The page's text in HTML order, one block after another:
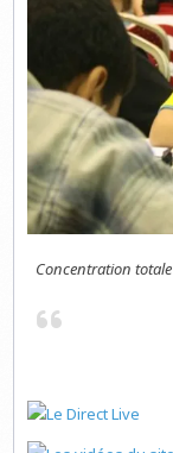
Concentration